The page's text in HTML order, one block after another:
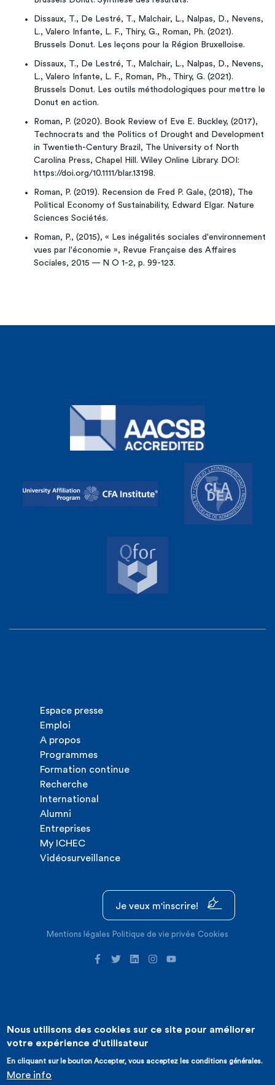
Dissaux, T., De Lestré, T., Malchair, L., Nalpas, D., Nevens,
L., Valero Infante, L. F., Thiry, G., Roman, Ph. (2021).
Brussels Donut. Les leçons pour la Région Bruxelloise.
Dissaux, T., De Lestré, T., Malchair, L., Nalpas, D., Nevens,
L., Valero Infante, L. F., Roman, Ph., Thiry, G. (2021).
Brussels Donut. Les outils méthodologiques pour mettre le
Donut en action.
Roman, P. (2020). Book Review of Eve E. Buckley, (2017),
Technocrats and the Politics of Drought and Development
in Twentieth-Century Brazil, The University of North
Carolina Press, Chapel Hill. Wiley Online Library. DOI:
https://doi.org/10.1111/blar.13198.
Roman, P. (2019). Recension de Fred P. Gale, (2018), The
Political Economy of Sustainability, Edward Elgar. Nature
Sciences Sociétés.
Roman, P., (2015), « Les inégalités sociales d'environnement
vues par l'économie », Revue Française des Affaires
Sociales, 2015 — N O 1-2, p. 99-123.
Espace presse
Emploi
A propos
Programmes
Formation continue
Recherche
International
Alumni
Entreprises
My ICHEC
Vidéosurveillance
Je veux m'inscrire!
Mentions légales Politique de vie privée Cookies
©2026 ICHEC |Création de site internet : Expansion
Nous utilisons des cookies sur ce site pour améliorer
votre expérience d'utilisateur
En cliquant sur le bouton Accepter, vous acceptez les conditions générales.
More info